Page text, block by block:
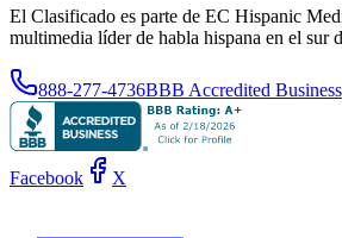
El Clasificado es parte de EC Hispanic
multimedia líder de habla hispana en el sur
888-277-4736BBB Accredited Business
Facebook X